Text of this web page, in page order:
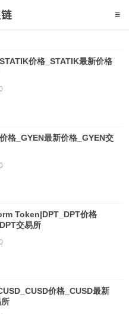
价格_STATIK最新价格
格_GYEN最新价格_GYEN交
Token|DPT_DPT价格
交易所
价格_CUSD最新